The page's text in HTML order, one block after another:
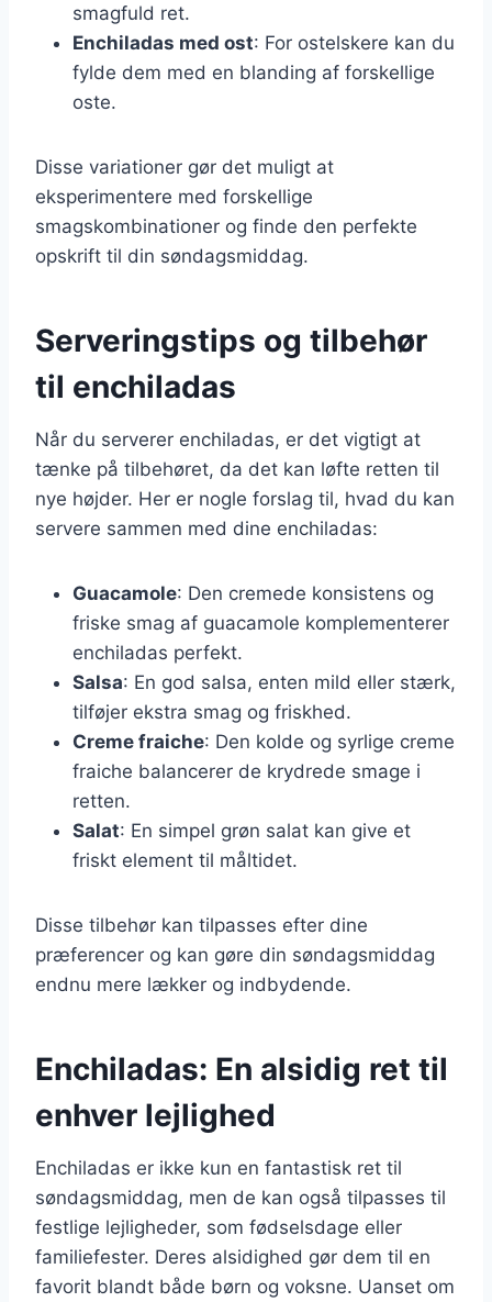
smagfuld ret.
Enchiladas med ost: For ostelskere kan du
fylde dem med en blanding af forskellige
oste.
Disse variationer gør det muligt at
eksperimentere med forskellige
smagskombinationer og finde den perfekte
opskrift til din søndagsmiddag.
Serveringstips og tilbehør
til enchiladas
Når du serverer enchiladas, er det vigtigt at
tænke på tilbehøret, da det kan løfte retten til
nye højder. Her er nogle forslag til, hvad du kan
servere sammen med dine enchiladas:
Guacamole: Den cremede konsistens og
friske smag af guacamole komplementerer
enchiladas perfekt.
Salsa: En god salsa, enten mild eller stærk,
tilføjer ekstra smag og friskhed.
Creme fraiche: Den kolde og syrlige creme
fraiche balancerer de krydrede smage i
retten.
Salat: En simpel grøn salat kan give et
friskt element til måltidet.
Disse tilbehør kan tilpasses efter dine
præferencer og kan gøre din søndagsmiddag
endnu mere lækker og indbydende.
Enchiladas: En alsidig ret til
enhver lejlighed
Enchiladas er ikke kun en fantastisk ret til
søndagsmiddag, men de kan også tilpasses til
festlige lejligheder, som fødselsdage eller
familiefester. Deres alsidighed gør dem til en
favorit blandt både børn og voksne. Uanset om